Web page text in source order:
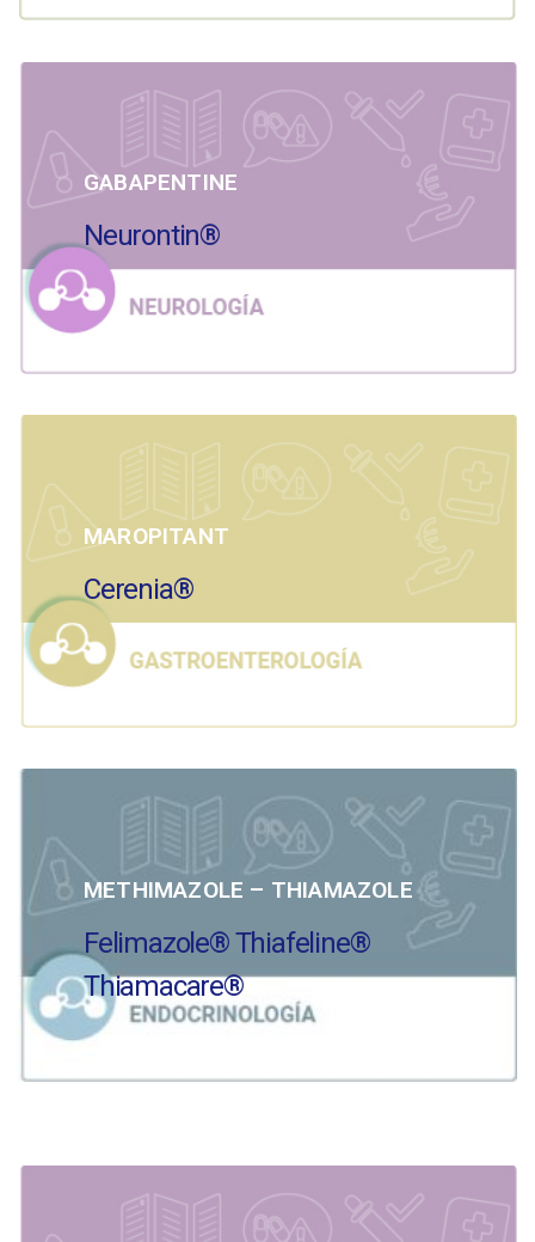
GABAPENTINE
Neurontin®
MAROPITANT
Cerenia®
METHIMAZOLE – THIAMAZOLE
Felimazole® Thiafeline®
Thiamacare®